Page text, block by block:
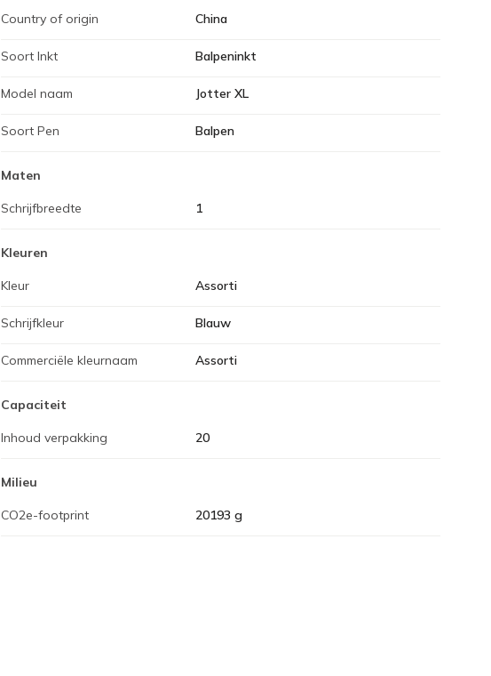
Country of origin China
Soort Inkt Balpeninkt
Model naam Jotter XL
Soort Pen Balpen
Maten
Schrijfbreedte 1
Kleuren
Kleur Assorti
Schrijfkleur Blauw
Commerciële kleurnaam Assorti
Capaciteit
Inhoud verpakking 20
Milieu
CO2e-footprint 20193 g